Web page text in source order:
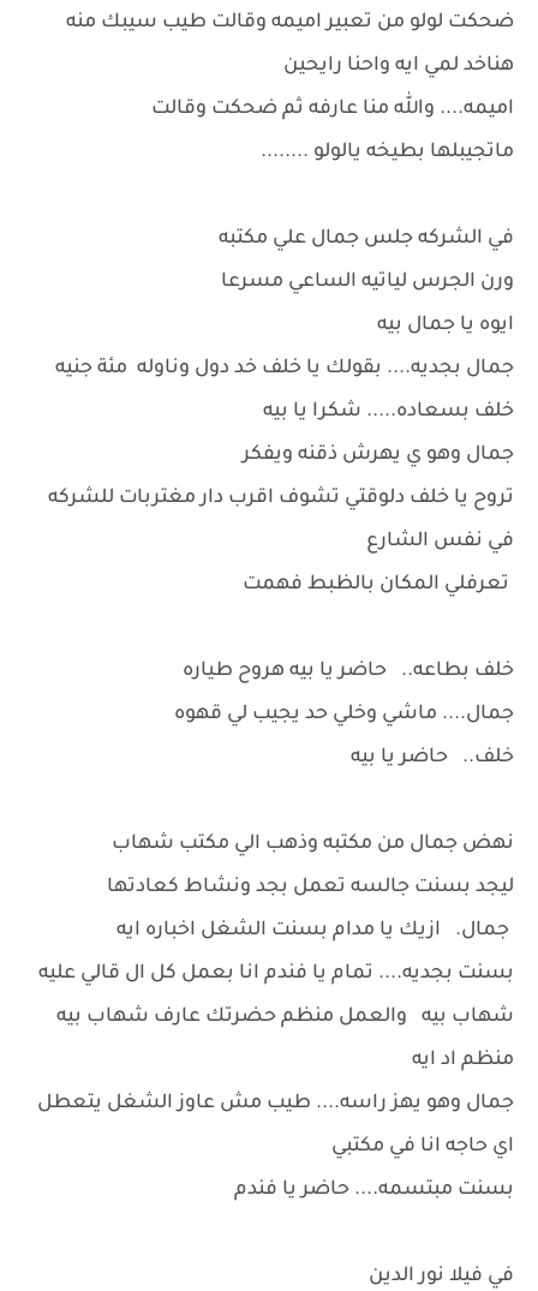
ضحكت لولو من تعبير اميمه وقالت طيب سيبك منه
هناخد لمي ايه واحنا رايحين
اميمه.... والله منا عارفه ثم ضحكت وقالت
ماتجيبلها بطيخه يالولو ........
في الشركه جلس جمال علي مكتبه
ورن الجرس لياتيه الساعي مسرعا
ايوه يا جمال بيه
جمال بجديه.... بقولك يا خلف خد دول وناوله مئة جنيه
خلف بسعاده..... شكرا يا بيه
جمال وهو ي يهرش ذقنه ويفكر
تروح يا خلف دلوقتي تشوف اقرب دار مغتربات للشركه
في نفس الشارع
تعرفلي المكان بالظبط فهمت
خلف بطاعه.. حاضر يا بيه هروح طياره
جمال.... ماشي وخلي حد يجيب لي قهوه
خلف.. حاضر يا بيه
نهض جمال من مكتبه وذهب الي مكتب شهاب
ليجد بسنت جالسه تعمل بجد ونشاط كعادتها
جمال. ازيك يا مدام بسنت الشغل اخباره ايه
بسنت بجديه.... تمام يا فندم انا بعمل كل ال قالي عليه
شهاب بيه والعمل منظم حضرتك عارف شهاب بيه
منظم اد ايه
جمال وهو يهز راسه.... طيب مش عاوز الشغل يتعطل
اي حاجه انا في مكتبي
بسنت مبتسمه.... حاضر يا فندم
في فيلا نور الدين